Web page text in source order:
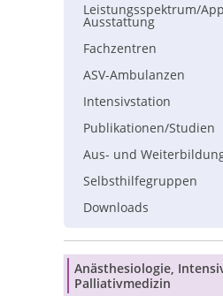
Leistungsspektrum/
Ausstattung
Fachzentren
ASV-Ambulanzen
Intensivstation
Publikationen/Studien
Aus- und
Selbsthilfegruppen
Downloads
Anästhesiologie,
Palliativmedizin